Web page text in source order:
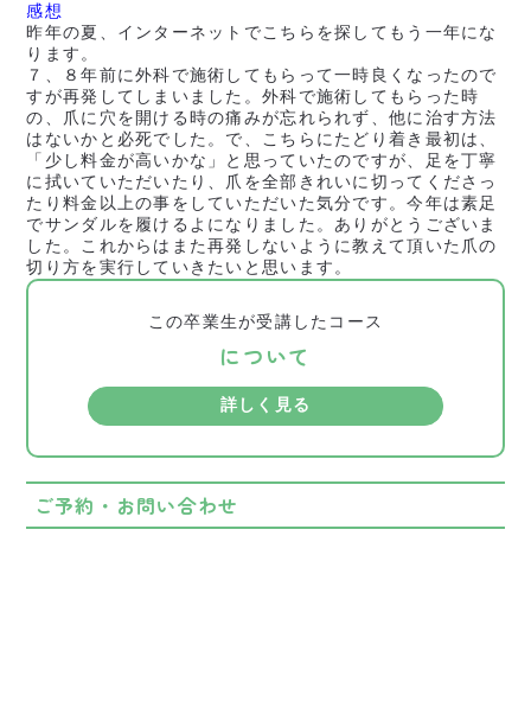
感想
昨年の夏、インターネットでこちらを探してもう一年にな
ります。
７、８年前に外科で施術してもらって一時良くなったので
すが再発してしまいました。外科で施術してもらった時
の、爪に穴を開ける時の痛みが忘れられず、他に治す方法
はないかと必死でした。で、こちらにたどり着き最初は、
「少し料金が高いかな」と思っていたのですが、足を丁寧
に拭いていただいたり、爪を全部きれいに切ってくださっ
たり料金以上の事をしていただいた気分です。今年は素足
でサンダルを履けるよになりました。ありがとうございま
した。これからはまた再発しないように教えて頂いた爪の
切り方を実行していきたいと思います。
この卒業生が受講したコース
について
詳しく見る
ご予約・お問い合わせ